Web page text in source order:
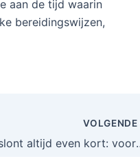
aan de tijd waarin
bereidingswijzen,
VOLGENDE
Knip de kaarslont